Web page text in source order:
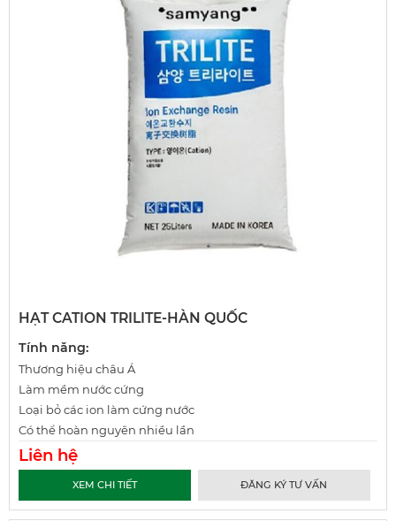
HẠT CATION TRILITE-HÀN QUỐC
Tính năng:
Thương hiệu châu Á
Làm mềm nước cứng
Loại bỏ các ion làm cứng nước
Có thể hoàn nguyên nhiều lần
Liên hệ
XEM CHI TIẾT ĐĂNG KÝ TƯ VẤN